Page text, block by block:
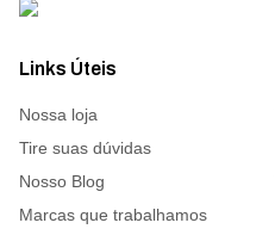
Links Úteis
Nossa loja
Tire suas dúvidas
Nosso Blog
Marcas que trabalhamos